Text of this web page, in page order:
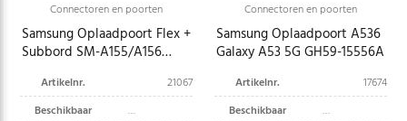
Connectoren en poorten
Samsung Oplaadpoort Flex +
Subbord SM-A155/A156
16630A
Artikelnr.
21067
Beschikbaar
Connectoren en poorten
Samsung Oplaadpoort A536
Galaxy A53 5G GH59-15556A
Artikelnr.
17674
Beschikbaar